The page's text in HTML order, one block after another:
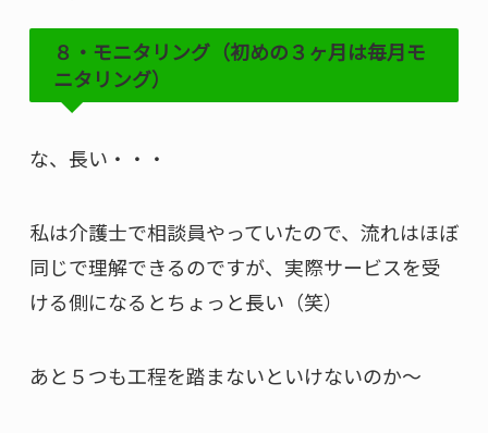
８・モニタリング（初めの３ヶ月は毎月モ
ニタリング）
な、長い・・・
私は介護士で相談員やっていたので、流れはほぼ
同じで理解できるのですが、実際サービスを受
ける側になるとちょっと長い（笑）
あと５つも工程を踏まないといけないのか〜